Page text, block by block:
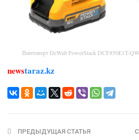
Винтоверт DeWalt PowerStack DCF850E1T-
newstaraz.kz
ПРЕДЫДУЩАЯ СТАТЬЯ